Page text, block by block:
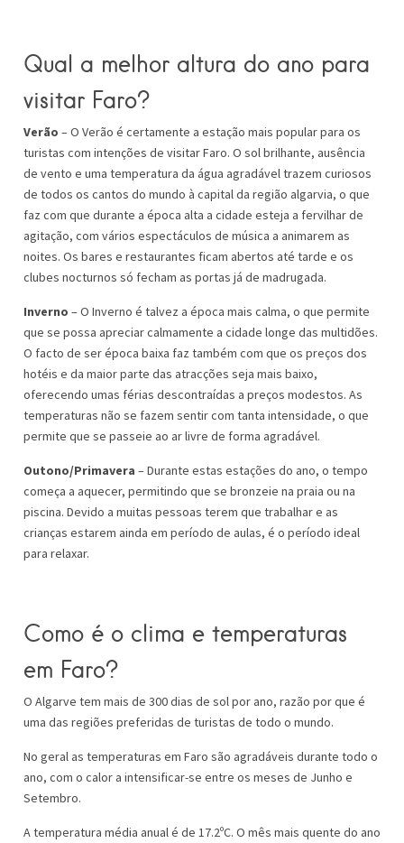
Qual a melhor altura do ano para
visitar Faro?
Verão – O Verão é certamente a estação mais popular para os
turistas com intenções de visitar Faro. O sol brilhante, ausência
de vento e uma temperatura da água agradável trazem curiosos
de todos os cantos do mundo à capital da região algarvia, o que
faz com que durante a época alta a cidade esteja a fervilhar de
agitação, com vários espectáculos de música a animarem as
noites. Os bares e restaurantes ficam abertos até tarde e os
clubes nocturnos só fecham as portas já de madrugada.
Inverno – O Inverno é talvez a época mais calma, o que permite
que se possa apreciar calmamente a cidade longe das multidões.
O facto de ser época baixa faz também com que os preços dos
hotéis e da maior parte das atracções seja mais baixo,
oferecendo umas férias descontraídas a preços modestos. As
temperaturas não se fazem sentir com tanta intensidade, o que
permite que se passeie ao ar livre de forma agradável.
Outono/Primavera – Durante estas estações do ano, o tempo
começa a aquecer, permitindo que se bronzeie na praia ou na
piscina. Devido a muitas pessoas terem que trabalhar e as
crianças estarem ainda em período de aulas, é o período ideal
para relaxar.
Como é o clima e temperaturas
em Faro?
O Algarve tem mais de 300 dias de sol por ano, razão por que é
uma das regiões preferidas de turistas de todo o mundo.
No geral as temperaturas em Faro são agradáveis durante todo o
ano, com o calor a intensificar-se entre os meses de Junho e
Setembro.
A temperatura média anual é de 17.2ºC. O mês mais quente do ano